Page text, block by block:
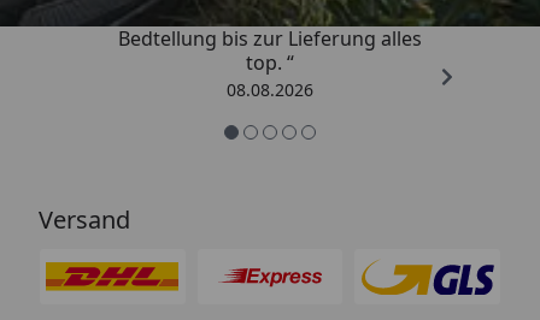
„Von der Beschreigung über die
Bedtellung bis zur Lieferung alles
top. “
08.08.2026
Versand